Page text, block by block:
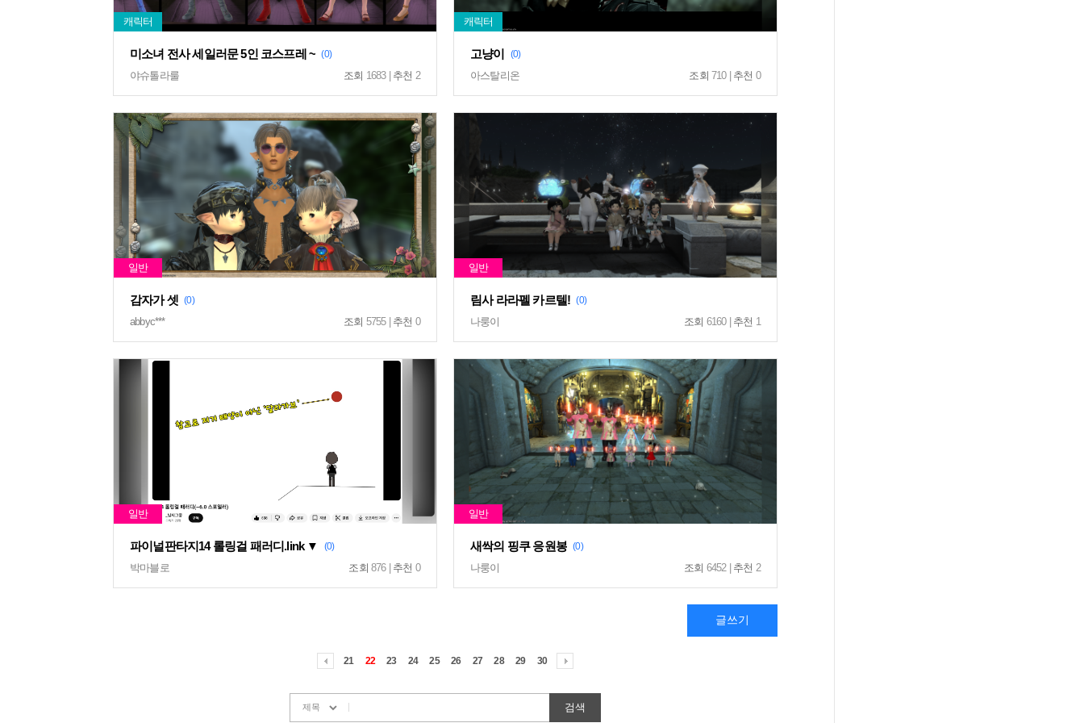
미소녀 전사 세일러문 5인 코스프레 ~ (0)
야슈톨라룰 조회 1683 | 추천 2
고냥이 (0)
아스탈리온 조회 710 | 추천 0
감자가 셋 (0)
abbyc*** 조회 5755 | 추천 0
림사 라라펠 카르텔! (0)
나룽이 조회 6160 | 추천 1
파이널판타지14 롤링걸 패러디.link ▼ (0)
박마블로 조회 876 | 추천 0
새싹의 핑쿠 응원봉 (0)
나룽이 조회 6452 | 추천 2
21 22 23 24 25 26 27 28 29 30